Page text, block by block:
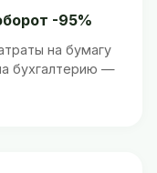
-95%
на бумагу
бухгалтерию —